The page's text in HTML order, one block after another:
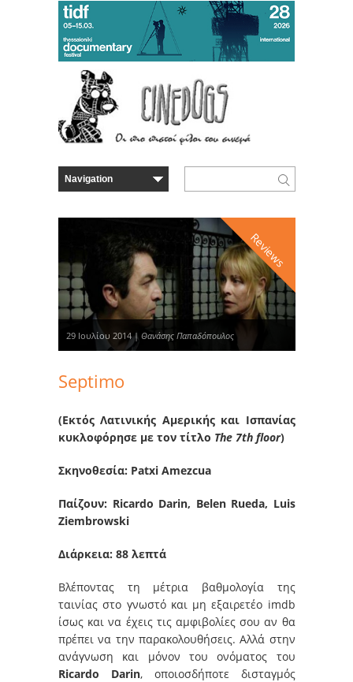
Reviews
29 Ιουλίου 2014 | Θανάσης Παπαδόπουλος
Septimo
(Εκτός Λατινικής Αμερικής και Ισπανίας
κυκλοφόρησε με τον τίτλο The 7th floor)
Σκηνοθεσία: Patxi Amezcua
Παίζουν: Ricardo Darin, Belen Rueda, Luis
Ziembrowski
Διάρκεια: 88 λεπτά
Βλέποντας τη μέτρια βαθμολογία της
ταινίας στο γνωστό και μη εξαιρετέο imdb
ίσως και να έχεις τις αμφιβολίες σου αν θα
πρέπει να την παρακολουθήσεις. Αλλά στην
ανάγνωση και μόνον του ονόματος του
Ricardo Darin, οποιοσδήποτε δισταγμός